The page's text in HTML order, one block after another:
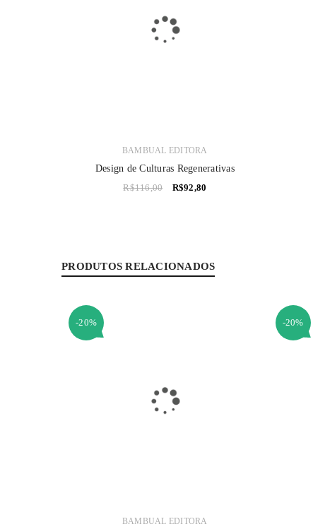
BAMBUAL EDITORA
Design de Culturas Regenerativas
R$116,00 R$92,80
PRODUTOS RELACIONADOS
-20%
BAMBUAL EDITORA
-20%